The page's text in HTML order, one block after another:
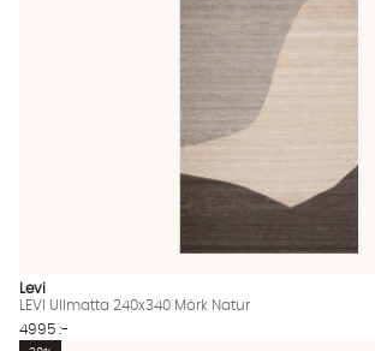
Levi
LEVI Ullmatta 240x340 Mörk Natur
4995 :-